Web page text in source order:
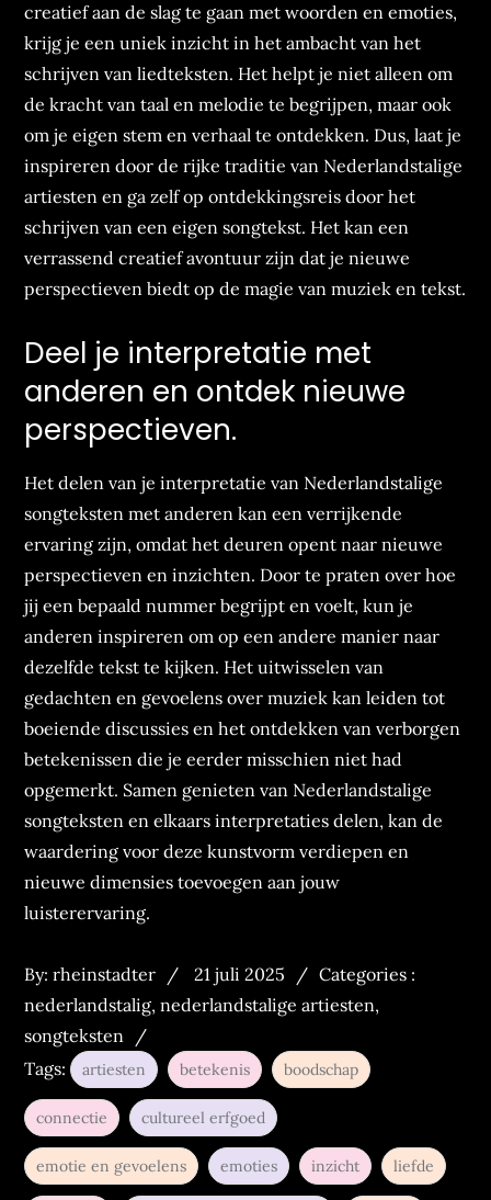
creatief aan de slag te gaan met woorden en emoties,
krijg je een uniek inzicht in het ambacht van het
schrijven van liedteksten. Het helpt je niet alleen om
de kracht van taal en melodie te begrijpen, maar ook
om je eigen stem en verhaal te ontdekken. Dus, laat je
inspireren door de rijke traditie van Nederlandstalige
artiesten en ga zelf op ontdekkingsreis door het
schrijven van een eigen songtekst. Het kan een
verrassend creatief avontuur zijn dat je nieuwe
perspectieven biedt op de magie van muziek en tekst.
Deel je interpretatie met
anderen en ontdek nieuwe
perspectieven.
Het delen van je interpretatie van Nederlandstalige
songteksten met anderen kan een verrijkende
ervaring zijn, omdat het deuren opent naar nieuwe
perspectieven en inzichten. Door te praten over hoe
jij een bepaald nummer begrijpt en voelt, kun je
anderen inspireren om op een andere manier naar
dezelfde tekst te kijken. Het uitwisselen van
gedachten en gevoelens over muziek kan leiden tot
boeiende discussies en het ontdekken van verborgen
betekenissen die je eerder misschien niet had
opgemerkt. Samen genieten van Nederlandstalige
songteksten en elkaars interpretaties delen, kan de
waardering voor deze kunstvorm verdiepen en
nieuwe dimensies toevoegen aan jouw
luisterervaring.
By:rheinstadter
Posted
on
21 juli 2025
Categories
:
Categories :
nederlandstalig,nederlandstalige artiesten,
songteksten
Tags:
artiesten betekenis boodschap
connectie cultureel erfgoed
emotie en gevoelens emoties inzicht liefde